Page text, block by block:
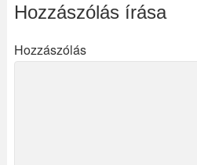
Hozzászólás írása
Hozzászólás